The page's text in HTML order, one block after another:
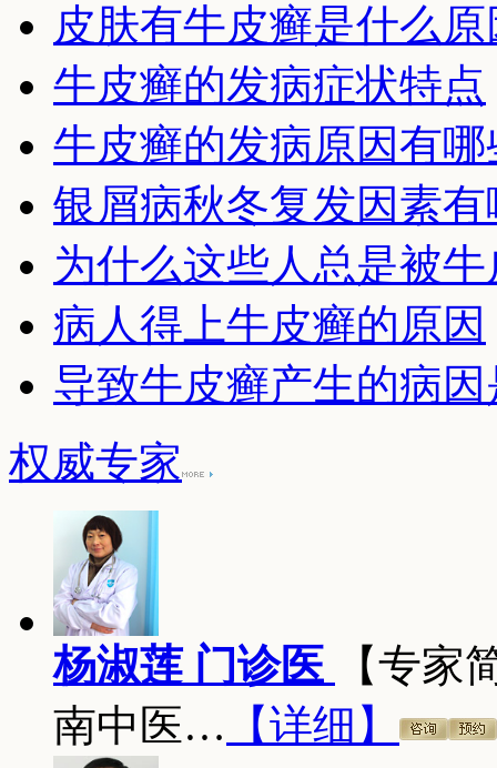
皮肤有牛皮癣是什么原
牛皮癣的发病症状特点
牛皮癣的发病原因有哪
银屑病秋冬复发因素有
为什么这些人总是被
病人得上牛皮癣的原因
导致牛皮癣产生的病
权威专家
杨淑莲 门诊医
【专家
南中医… 【详细】